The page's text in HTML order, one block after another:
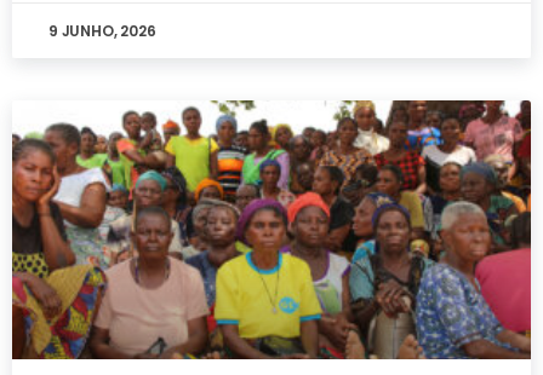
9 JUNHO, 2026